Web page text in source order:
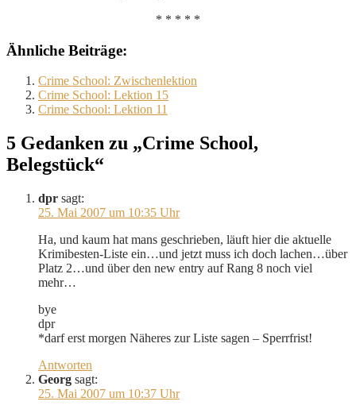
* * * * *
Ähnliche Beiträge:
Crime School: Zwischenlektion
Crime School: Lektion 15
Crime School: Lektion 11
5 Gedanken zu „Crime School,
Belegstück“
dpr sagt:
25. Mai 2007 um 10:35 Uhr
Ha, und kaum hat mans geschrieben, läuft hier die aktuelle
Krimibesten-Liste ein…und jetzt muss ich doch lachen…über
Platz 2…und über den new entry auf Rang 8 noch viel
mehr…
bye
dpr
*darf erst morgen Näheres zur Liste sagen – Sperrfrist!
Antworten
Georg sagt:
25. Mai 2007 um 10:37 Uhr